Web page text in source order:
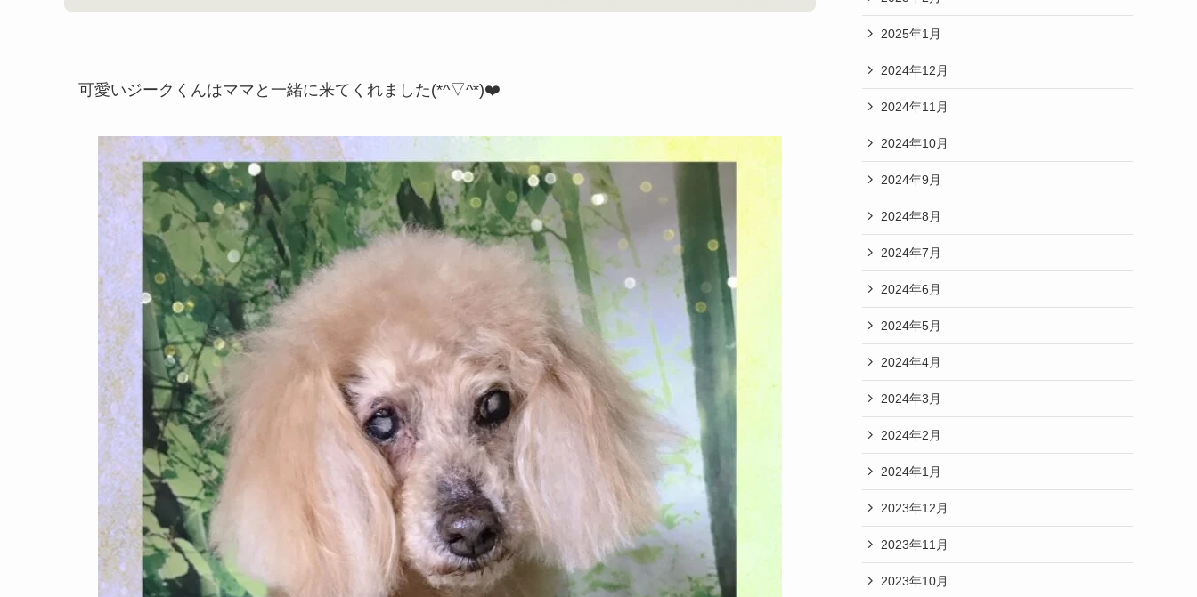
可愛いジークくんはママと一緒に来てくれました(*^▽^*)❤️
2025年1月
2024年12月
2024年11月
2024年10月
2024年9月
2024年8月
2024年7月
2024年6月
2024年5月
2024年4月
2024年3月
2024年2月
2024年1月
2023年12月
2023年11月
2023年10月